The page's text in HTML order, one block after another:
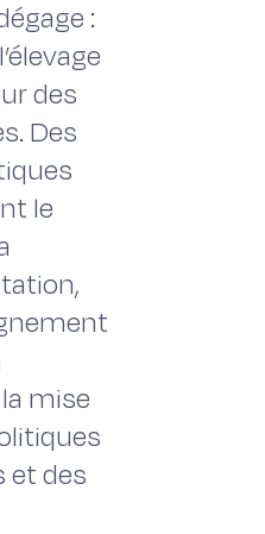
:
des
Des
le
mise
et des